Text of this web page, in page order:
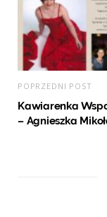
POPRZEDNI POST
Kawiarenka
– Agnieszka